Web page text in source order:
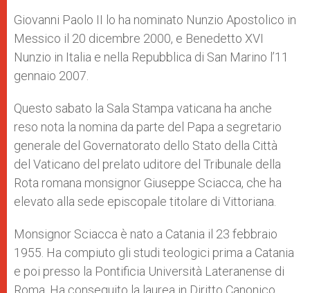
Giovanni Paolo II lo ha nominato Nunzio Apostolico in
Messico il 20 dicembre 2000, e Benedetto XVI
Nunzio in Italia e nella Repubblica di San Marino l’11
gennaio 2007.
Questo sabato la Sala Stampa vaticana ha anche
reso nota la nomina da parte del Papa a segretario
generale del Governatorato dello Stato della Città
del Vaticano del prelato uditore del Tribunale della
Rota romana monsignor Giuseppe Sciacca, che ha
elevato alla sede episcopale titolare di Vittoriana.
Monsignor Sciacca è nato a Catania il 23 febbraio
1955. Ha compiuto gli studi teologici prima a Catania
e poi presso la Pontificia Università Lateranense di
Roma. Ha conseguito la laurea in Diritto Canonico